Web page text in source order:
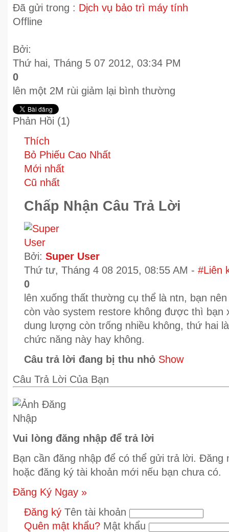
Đã gửi trong : Dịch vụ bảo trì máy tính
Offline
Bởi:
Thứ hai, Tháng 5 07 2012, 03:34 PM
0
lên một 2M rùi giảm lại bình thường
Phản Hồi (1)
Thích
Bỏ Phiếu Cao Nhất
Mới nhất
Cũ nhất
Chấp Nhận Câu Trả Lời
Bởi: Super User
Thứ tư, Tháng 4 08 2015, 08:55 AM - #Liên
0
lên xuống thất thường cụ thể là ntn, bạn
còn vào system restore không được thì bạn
dung lượng còn trống nhiều không, thứ hai
chức năng này hay không.
Câu trả lời đang bị thu nhỏ Show
Câu Trả Lời Của Bạn
Vui lòng đăng nhập để trả lời
Bạn cần đăng nhập để có thể gửi trả lời. Đăng
hoặc đăng ký tài khoản mới nếu bạn chưa có.
Đăng Ký Ngay »
Đăng ký Tên tài khoản
Quên mật khẩu? Mật khẩu